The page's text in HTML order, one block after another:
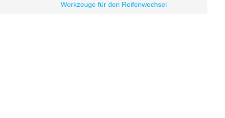
Werkzeuge für den Reifenwechsel